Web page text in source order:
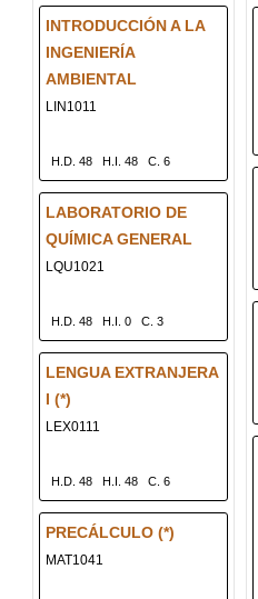
INTRODUCCIÓN A LA
INGENIERÍA
AMBIENTAL
LIN1011
H.D. 48 H.I. 48 C. 6
LABORATORIO DE
QUÍMICA GENERAL
LQU1021
H.D. 48 H.I. 0 C. 3
LENGUA EXTRANJERA
I (*)
LEX0111
H.D. 48 H.I. 48 C. 6
PRECÁLCULO (*)
MAT1041